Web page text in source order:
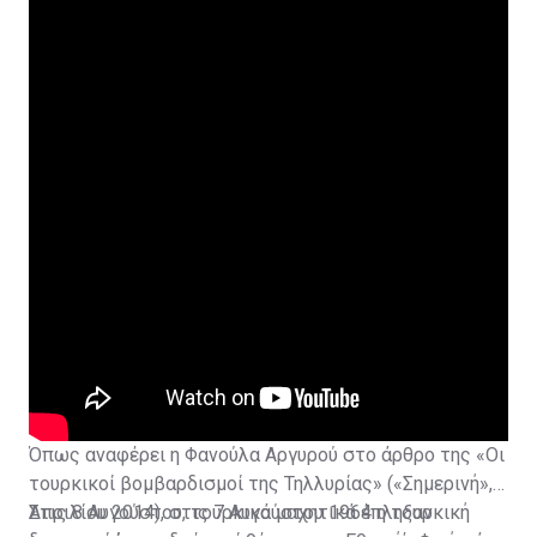
Όπως αναφέρει η Φανούλα Αργυρού στο άρθρο της «Οι
τουρκικοί βομβαρδισμοί της Τηλλυρίας» («Σημερινή», 2
Απριλίου 2014), στις 7 Αυγούστου 1964 η τουρκική
Στις 8 Αυγούστου, τουρκικά μαχητικά έπληξαν